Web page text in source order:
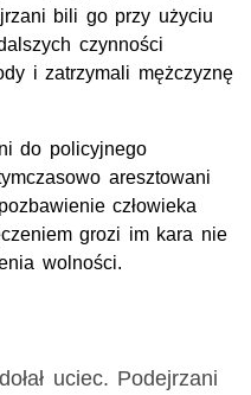
bili go przy użyciu
czynności
i zatrzymali mężczyznę
do policyjnego
aresztowani
człowieka
grozi im kara nie
wolności.
uciec. Podejrzani